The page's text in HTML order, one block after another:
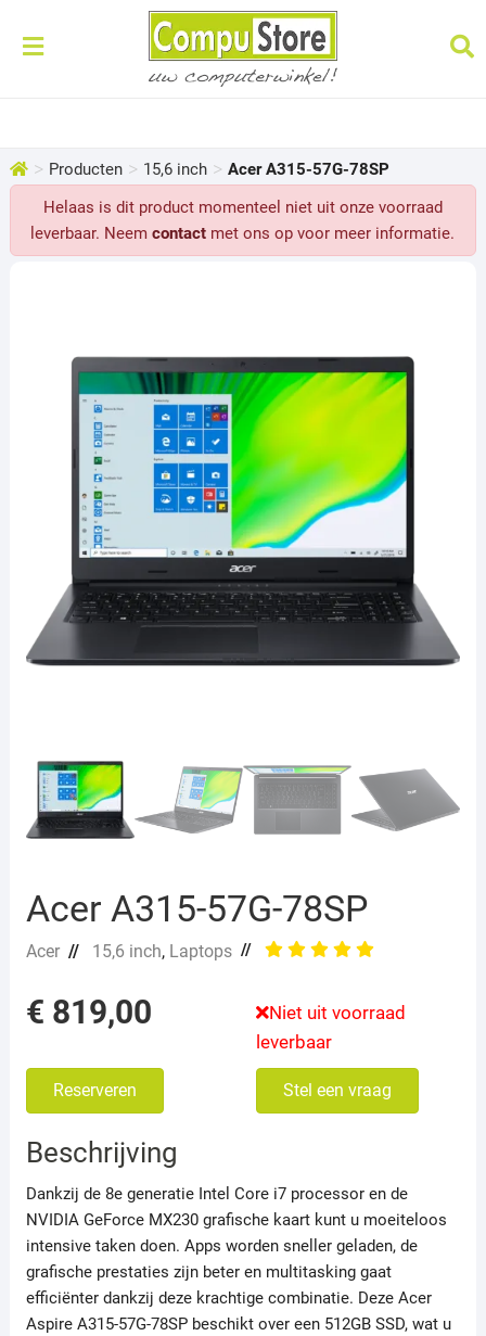
> Producten > 15,6 inch > Acer A315-57G-78SP
Helaas is dit product momenteel niet uit onze voorraad
leverbaar. Neemcontact met ons op voor meer informatie.
Acer A315-57G-78SP
Acer// 15,6 inch, Laptops//
€ 819,00
Niet uit voorraad
leverbaar
Reserveren Stel een vraag
Beschrijving
Dankzij de 8e generatie Intel Core i7 processor en de
NVIDIA GeForce MX230 grafische kaart kunt u moeiteloos
intensive taken doen. Apps worden sneller geladen, de
grafische prestaties zijn beter en multitasking gaat
efficiënter dankzij deze krachtige combinatie. Deze Acer
Aspire A315-57G-78SP beschikt over een 512GB SSD, wat u